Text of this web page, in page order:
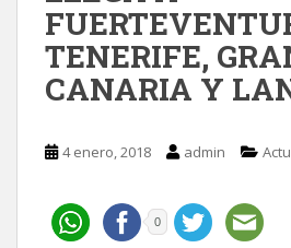
TENERIFE,
CANARIA Y
4 enero, 2018 admin
0